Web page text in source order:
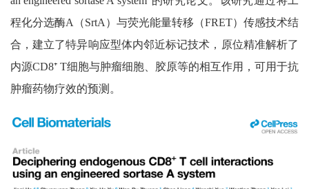
程化分选酶A （SrtA ）与荧光能量转移（FRET）传感技术结
合，建立了特异响应型体内邻近标记技术，原位精准解析了
内源CD8⁺ T细胞与肿瘤细胞、胶原等的相互作用，可用于抗
肿瘤药物疗效的预测。